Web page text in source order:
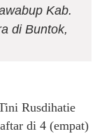
Kab.
di Buntok,
Rusdihatie
di 4 (empat)